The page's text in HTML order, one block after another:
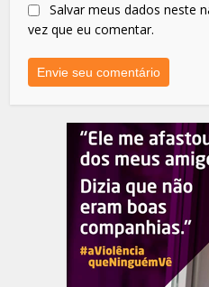
Salvar meus dados neste
vez que eu comentar.